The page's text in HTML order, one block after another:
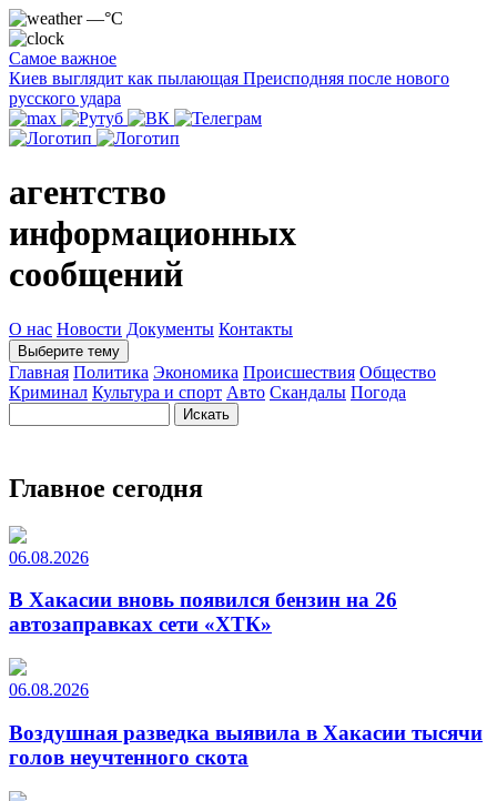
—°C
Самое важное
Киев выглядит как пылающая Преисподняя после нового
русского удара
агентство
информационных
сообщений
О нас Новости Документы Контакты
Выберите тему
Главная Политика Экономика Происшествия Общество
Криминал Культура и спорт Авто Скандалы Погода
Главное сегодня
06.08.2026
В Хакасии вновь появился бензин на 26
автозаправках сети «ХТК»
06.08.2026
Воздушная разведка выявила в Хакасии тысячи
голов неучтенного скота